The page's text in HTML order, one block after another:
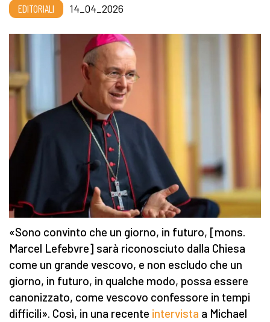
EDITORIALI 14_04_2026
«Sono convinto che un giorno, in futuro, [mons.
Marcel Lefebvre] sarà riconosciuto dalla Chiesa
come un grande vescovo, e non escludo che un
giorno, in futuro, in qualche modo, possa essere
canonizzato, come vescovo confessore in tempi
difficili». Così, in una recente intervista a Michael